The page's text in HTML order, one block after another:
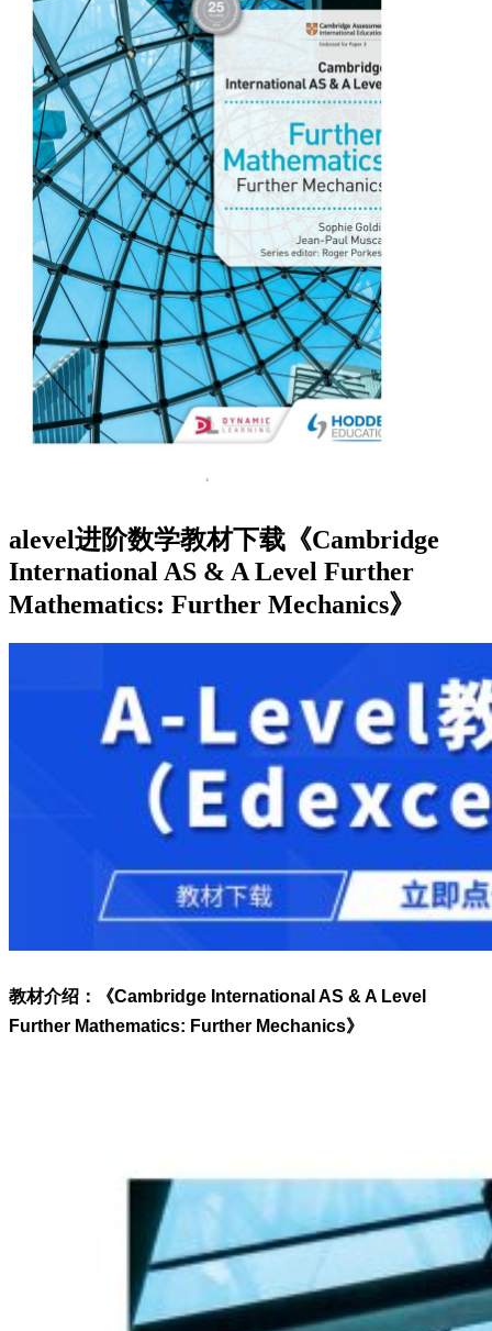
alevel进阶数学教材下载《Cambridge
International AS & A Level Further
Mathematics: Further Mechanics》
教材介绍：《Cambridge International AS & A Level
Further Mathematics: Further Mechanics》